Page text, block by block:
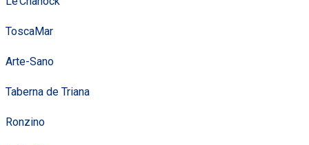
ToscaMar
Arte-Sano
Taberna de Triana
Ronzino